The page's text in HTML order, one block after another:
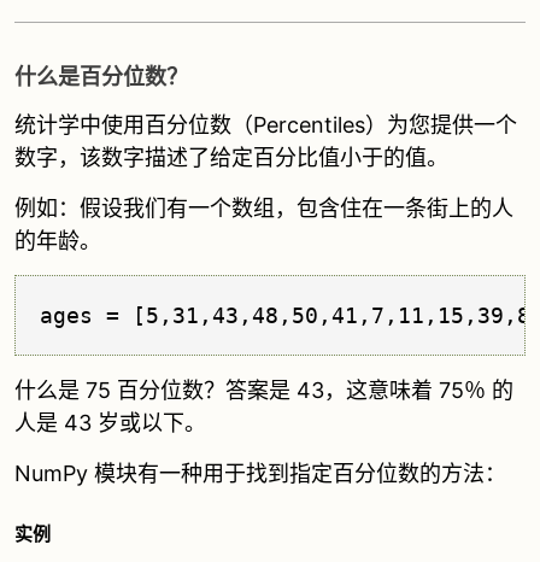
什么是百分位数？
统计学中使用百分位数（Percentiles）为您提供一个
数字，该数字描述了给定百分比值小于的值。
例如：假设我们有一个数组，包含住在一条街上的人
的年龄。
ages =
什么是 75 百分位数？答案是 43，这意味着 75％ 的
人是 43 岁或以下。
NumPy 模块有一种用于找到指定百分位数的方法：
实例